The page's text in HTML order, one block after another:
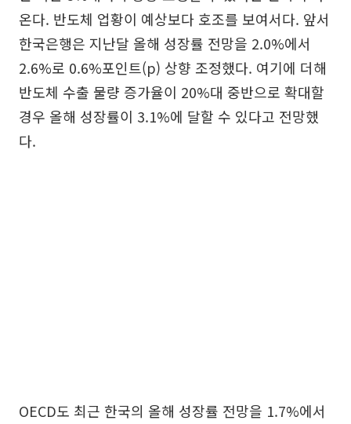
온다. 반도체 업황이 예상보다 호조를 보여서다. 앞서
한국은행은 지난달 올해 성장률 전망을 2.0%에서
2.6%로 0.6%포인트(p) 상향 조정했다. 여기에 더해
반도체 수출 물량 증가율이 20%대 중반으로 확대할
경우 올해 성장률이 3.1%에 달할 수 있다고 전망했
다.
OECD도 최근 한국의 올해 성장률 전망을 1.7%에서